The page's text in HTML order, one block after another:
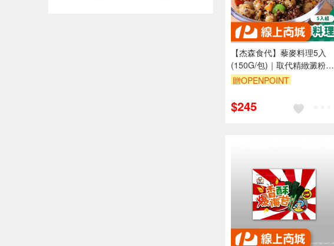
【杰森食代】藜麥料理5入
(150G/包)｜取代精緻澱粉的
首選｜豐富口感讓人愛不釋手
贈OPENPOINT
$245